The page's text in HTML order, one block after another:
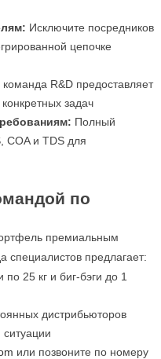
Исключите посредников
цепочке
R&D предоставляет
задач
Полный
COA и TDS для
по
премиальным
предлагает:
25 кг и биг-бэги до 1
дистрибьюторов
или позвоните по номеру